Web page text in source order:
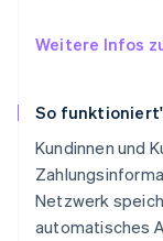
Weitere Infos
So
Kundinnen und
Netzwerk
automatisches